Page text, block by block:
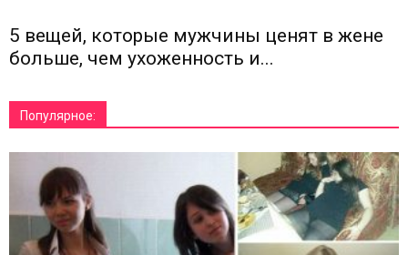
5 вещей, которые мужчины ценят в жене
больше, чем ухоженность и...
Популярное: